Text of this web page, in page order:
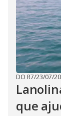
DO R7/23/07/
que